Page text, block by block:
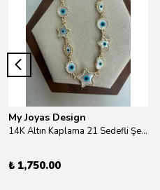
My Joyas Design
14K Altın Kaplama 21 Sedefli Şekiller Kolye 46cm
₺ 1,750.00